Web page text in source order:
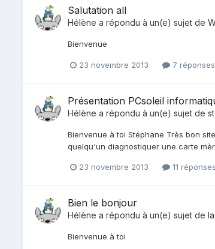
Salutation all
Hélène a répondu à un(e) sujet de
Bienvenue
23 novembre 2013 7 réponses
Présentation PCsoleil
Hélène a répondu à un(e) sujet de
Bienvenue à toi Stéphane Très bon
quelqu'un diagnostiquer une carte
23 novembre 2013 11 réponses
Bien le bonjour
Hélène a répondu à un(e) sujet de
Bienvenue à toi